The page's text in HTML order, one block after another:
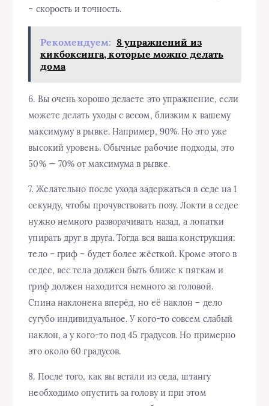
– скорость и точность.
Рекомендуем: 8 упражнений из
кикбоксинга, которые можно делать
дома
6. Вы очень хорошо делаете это упражнение, если
можете делать уходы с весом, близким к вашему
максимуму в рывке. Например, 90%. Но это уже
высокий уровень. Обычные рабочие подходы, это
50% — 70% от максимума в рывке.
7. Желательно после ухода задержаться в седе на 1
секунду, чтобы прочувствовать позу. Локти в седее
нужно немного разворачивать назад, а лопатки
упирать друг в друга. Тогда вся ваша конструкция:
тело – гриф – будет более жёсткой. Кроме этого в
седее, вес тела должен быть ближе к пяткам и
гриф должен находится немного за головой.
Спина наклонена вперёд, но её наклон – дело
сугубо индивидуальное. У кого-то совсем слабый
наклон, а у кого-то под 45 градусов. Но примерно
это около 60 градусов.
8. После того, как вы встали из седа, штангу
необходимо опустить за голову и при этом